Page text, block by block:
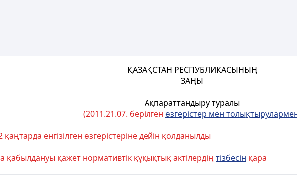
ҚАЗАҚСТАН РЕСПУБЛИКАСЫНЫҢ
ЗАҢЫ
Ақпараттандыру туралы
(2011.21.07. берілген өзгерістер мен толық
енгізілген өзгерістеріне дейін қолданылды
қабылдануы қажет нормативтік құқықтық актілердің тізбесін қара